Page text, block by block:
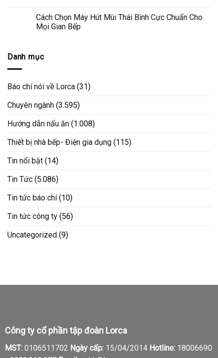
Cách Chọn Máy Hút Mùi Thái Bình Cực Chuẩn Cho
Mọi Gian Bếp
Danh mục
Báo chí nói về Lorca (31)
Chuyên ngành (3.595)
Hướng dẫn nấu ăn (1.008)
Thiết bị nhà bếp- Điện gia dụng (115)
Tin nổi bật (14)
Tin Tức (5.086)
Tin tức báo chí(10)
Tin tức công ty (56)
Uncategorized (9)
Công ty cổ phần tập đoàn Lorca
MST:0106511702 Ngày cấp:15/04/2014 Hotline:18006690